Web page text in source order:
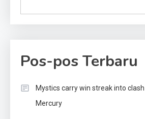
Pos-pos Terbaru
Mystics carry win streak into
Mercury